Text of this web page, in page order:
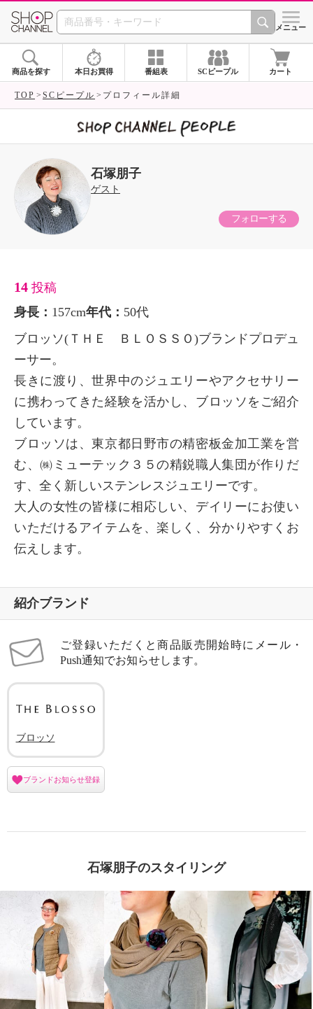
SHOP CHANNEL シメニュー
商品を探す 本日お買得 番組表 SCピープル カート
TOP SCピープル プロフィール詳細
石塚朋子
ゲスト
フォローする
14 投稿
身長： 157cm年代： 50代
ブロッソ(ＴＨＥ ＢＬＯＳＳＯ)ブランドプロデュ
ーサー。
長きに渡り、世界中のジュエリーやアクセサリー
に携わってきた経験を活かし、ブロッソをご紹介
しています。
ブロッソは、東京都日野市の精密板金加工業を営
む、㈱ミューテック３５の精鋭職人集団が作りだ
す、全く新しいステンレスジュエリーです。
大人の女性の皆様に相応しい、デイリーにお使い
いただけるアイテムを、楽しく、分かりやすくお
伝えします。
紹介ブランド
ご登録いただくと商品販売開始時にメール・
Push通知でお知らせします。
ブロッソ
ブランドお知らせ登録
石塚朋子のスタイリング